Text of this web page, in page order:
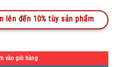
lên đến 10% tùy sản phẩm
vào giỏ hàng